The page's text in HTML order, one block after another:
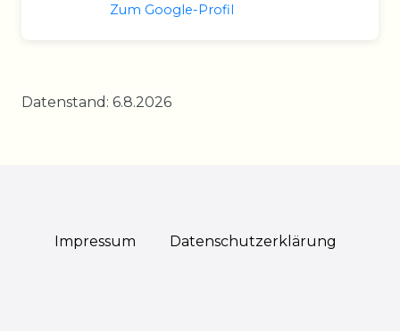
Zum Google-Profil
Datenstand: 6.8.2026
Impressum Daten­schutz­erklärung